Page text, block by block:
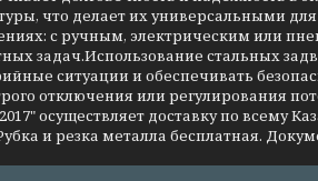
что делает их универсальными
с ручным, электрическим или
задач.Использование стальных
ситуации и обеспечивать
отключения или регулирования
осуществляет доставку по всему
и резка металла бесплатная.